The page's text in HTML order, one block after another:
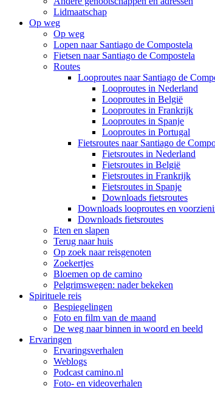
Lidmaatschap
Op weg
Op weg
Lopen naar Santiago de Compostela
Fietsen naar Santiago de Compostela
Routes
Looproutes naar Santiago de
Looproutes in Nederland
Looproutes in België
Looproutes in Frankrijk
Looproutes in Spanje
Looproutes in Portugal
Fietsroutes naar Santiago de
Fietsroutes in Nederland
Fietsroutes in België
Fietsroutes in Frankrijk
Fietsroutes in Spanje
Downloads fietsroutes
Downloads looproutes en
Downloads fietsroutes
Eten en slapen
Terug naar huis
Op zoek naar reisgenoten
Zoekertjes
Bloemen op de camino
Pelgrimswegen: nader bekeken
Spirituele reis
Bespiegelingen
Foto en film van de maand
De weg naar binnen in woord en beeld
Ervaringen
Ervaringsverhalen
Weblogs
Podcast camino.nl
Foto- en videoverhalen